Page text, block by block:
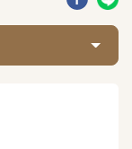
分享到
分